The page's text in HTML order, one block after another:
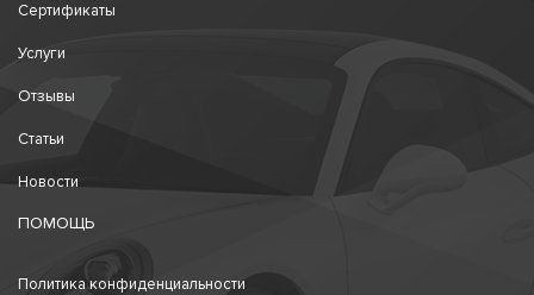
Сертификаты
Услуги
Отзывы
Статьи
Новости
ПОМОЩЬ
Политика конфиденциальности